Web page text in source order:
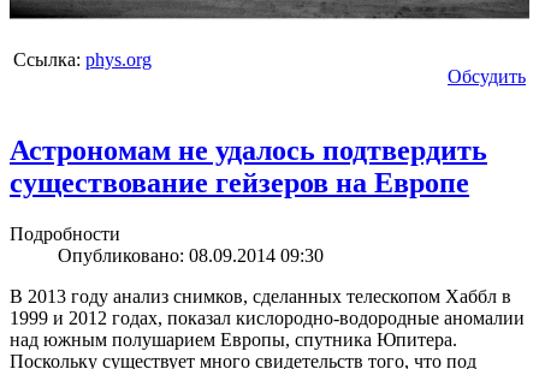
Ссылка: phys.org
Обсудить
Астрономам не удалось подтвердить
существование гейзеров на Европе
Подробности
Опубликовано: 08.09.2014 09:30
В 2013 году анализ снимков, сделанных телескопом Хаббл в
1999 и 2012 годах, показал кислородно-водородные аномалии
над южным полушарием Европы, спутника Юпитера.
Поскольку существует много свидетельств того, что под